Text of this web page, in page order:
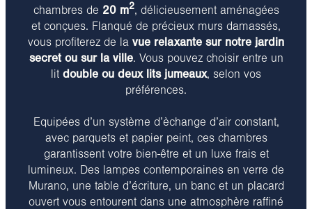
chambres de 20 m2, délicieusement aménagées
et conçues. Flanqué de précieux murs damassés,
vous profiterez de la vue relaxante sur notre jardin
secret ou sur la ville. Vous pouvez choisir entre un
lit double ou deux lits jumeaux, selon vos
préférences.
Equipées d’un système d’èchange d’air constant,
avec parquets et papier peint, ces chambres
garantissent votre bien-être et un luxe frais et
lumineux. Des lampes contemporaines en verre de
Murano, une table d’écriture, un banc et un placard
ouvert vous entourent dans une atmosphère raffiné